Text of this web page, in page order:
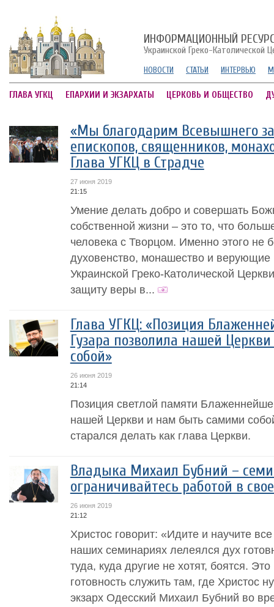
ИНФОРМАЦИОННЫЙ
Украинской Греко-Католической
НОВОСТИ СТАТЬИ ИНТЕРВЬЮ
ГЛАВА УГКЦ ЕПАРХИИ И ЭКЗАРХАТЫ ЦЕРКОВЬ И ОБЩЕСТВО
«Мы благодарим Всевышнего
епископов, священников,
Глава УГКЦ в Страдче
27 июня 2019
21:15
Умение делать добро и совершать
собственной жизни – это то, что
человека с Творцом. Именно этого не
духовенство, монашество и
Украинской Греко-Католической
защиту веры в...
Глава УГКЦ: «Позиция
Гузара позволила нашей
собой»
26 июня 2019
21:14
Позиция светлой памяти
нашей Церкви и нам быть самими
старался делать как глава Церкви.
Владыка Михаил Бубний –
ограничивайтесь работой в
26 июня 2019
21:12
Христос говорит: «Идите и научите
наших семинариях лелеялся дух
туда, куда другие не хотят, боятся.
готовность служить там, где Христос
экзарх Одесский Михаил Бубний во